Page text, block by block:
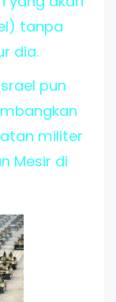
tanpa
dia.
pun
militer
Mesir di